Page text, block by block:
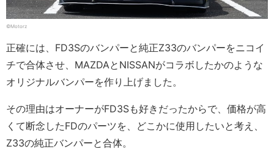
©Motorz
正確には、FD3Sのバンパーと純正Z33のバンパーをニコイ
チで合体させ、MAZDAとNISSANがコラボしたかのような
オリジナルバンパーを作り上げました。
その理由はオーナーがFD3Sも好きだったからで、価格が高
くて断念したFDのパーツを、どこかに使用したいと考え、
Z33の純正バンパーと合体。